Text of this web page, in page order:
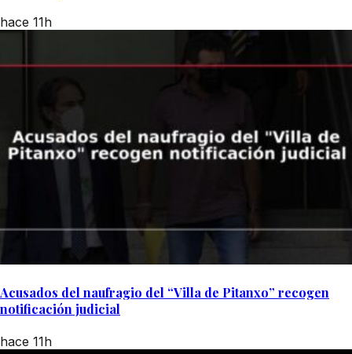
hace 11h
Acusados del naufragio del “Villa de Pitanxo” recogen
notificación judicial
hace 11h